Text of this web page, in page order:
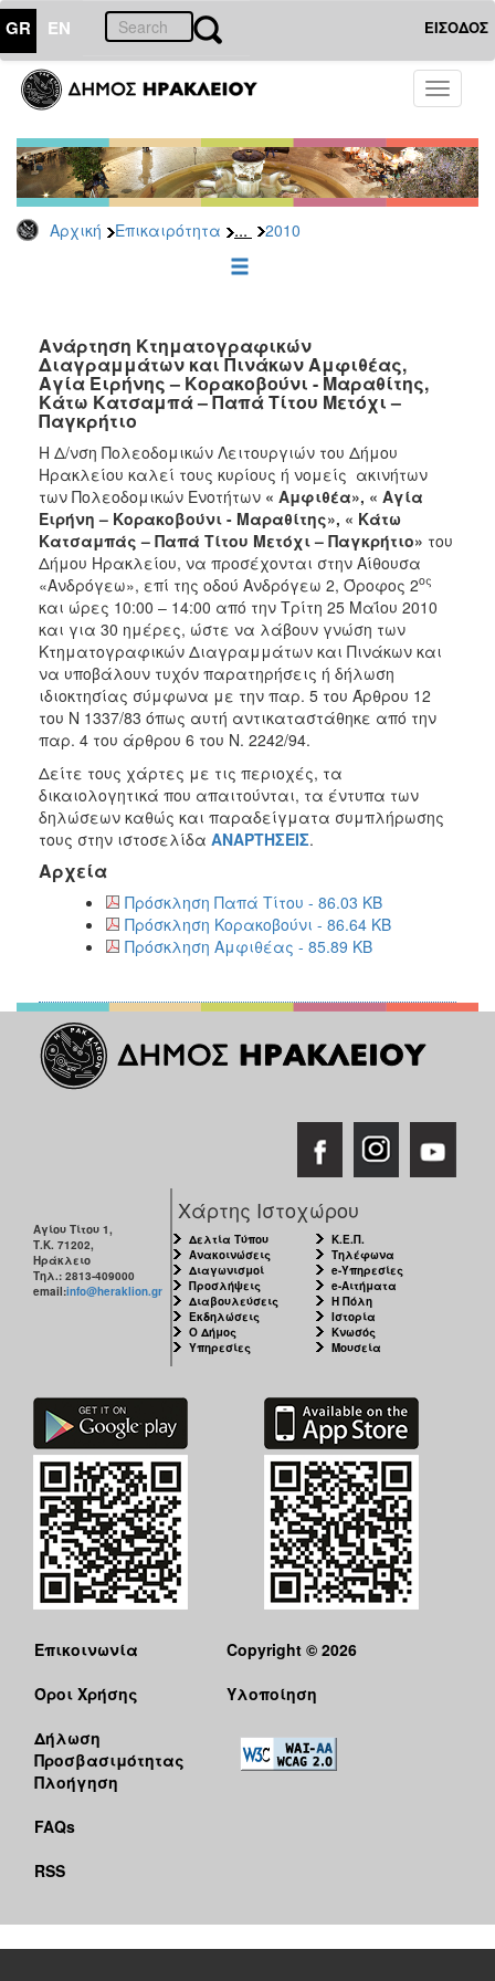
GR EN ΕΙΣΟΔΟΣ
Toggle
Αρχική Επικαιρότητα ... 2010
ΕΠΙΚΑΙΡΟΤΗΤΑ
Τύπου
Αρχείο
2026
2025
2022
2021
2020
2019
2018
2017
2016
2015
2013
2012
2011
2010
2006
ΔΗΜΟΤΗΣ
ΕΠΙΣΚΕΠΤΗΣ
Ανάρτηση Κτηματογραφικών
Διαγραμμάτων και Πινάκων Αμφιθέας,
Αγία Ειρήνης – Κορακοβούνι - Μαραθίτης,
Κάτω Κατσαμπά – Παπά Τίτου Μετόχι –
Παγκρήτιο
Η Δ/νση Πολεοδομικών Λειτουργιών του Δήμου
Ηρακλείου καλεί τους κυρίους ή νομείς ακινήτων
των Πολεοδομικών Ενοτήτων « Αμφιθέα», « Αγία
Ειρήνη – Κορακοβούνι - Μαραθίτης», « Κάτω
Κατσαμπάς – Παπά Τίτου Μετόχι – Παγκρήτιο» του
Δήμου Ηρακλείου, να προσέχονται στην Αίθουσα
«Ανδρόγεω», επί της οδού Ανδρόγεω 2, Όροφος 2ος
και ώρες 10:00 – 14:00 από την Τρίτη 25 Μαΐου 2010
και για 30 ημέρες, ώστε να λάβουν γνώση των
Κτηματογραφικών Διαγραμμάτων και Πινάκων και
να υποβάλουν τυχόν παρατηρήσεις ή δήλωση
ιδιοκτησίας σύμφωνα με την παρ. 5 του Άρθρου 12
του Ν 1337/83 όπως αυτή αντικαταστάθηκε από την
παρ. 4 του άρθρου 6 του Ν. 2242/94.
Δείτε τους χάρτες με τις περιοχές, τα
δικαιολογητικά που απαιτούνται, τα έντυπα των
δηλώσεων καθώς και παραδείγματα συμπλήρωσης
τους στην ιστοσελίδα ΑΝΑΡΤΗΣΕΙΣ.
Αρχεία
Πρόσκληση Παπά Τίτου - 86.03 KB
Πρόσκληση Κορακοβούνι - 86.64 KB
Πρόσκληση Αμφιθέας - 85.89 KB
Αγίου Τίτου 1,
Τ.Κ. 71202,
Ηράκλειο
Τηλ.: 2813-409000
email:info@heraklion.gr
Χάρτης Ιστοχώρου
Δελτία Τύπου
Ανακοινώσεις
Διαγωνισμοί
Προσλήψεις
Διαβουλεύσεις
Εκδηλώσεις
Ο Δήμος
Υπηρεσίες
Κ.Ε.Π.
Τηλέφωνα
e-Υπηρεσίες
e-Αιτήματα
Η Πόλη
Ιστορία
Κνωσός
Μουσεία
Επικοινωνία
Όροι Χρήσης
Δήλωση
Προσβασιμότητας
Πλοήγηση
FAQs
RSS
Copyright © 2026
Υλοποίηση